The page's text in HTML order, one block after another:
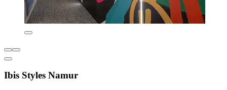
Ibis Styles Namur